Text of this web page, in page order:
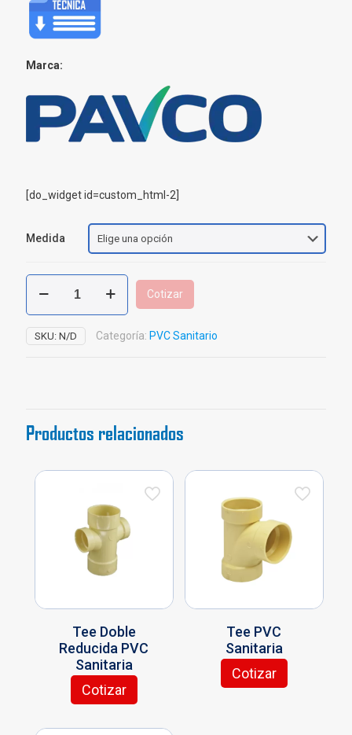
Marca:
[do_widget id=custom_html-2]
Medida
Yee
Doble
PVC
Sanitaria
cantidad
Cotizar
SKU: N/D Categoría: PVC Sanitario
Productos relacionados
Tee Doble
Reducida PVC
Sanitaria
Cotizar
Este
tiene
Tee PVC
Sanitaria
Cotizar
Este